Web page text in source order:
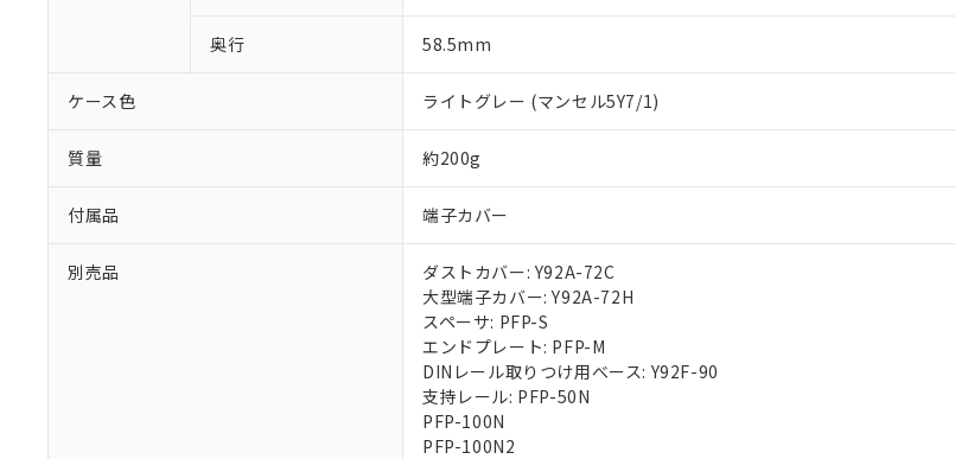
奥行 58.5mm
ケース色 ライトグレー (マンセル5Y7/1)
質量 約200g
付属品 端子カバー
別売品
ダストカバー: Y92A-72C
大型端子カバー: Y92A-72H
スペーサ: PFP-S
エンドプレート: PFP-M
DINレール取りつけ用べース: Y92F-90
支持レール: PFP-50N
PFP-100N
PFP-100N2